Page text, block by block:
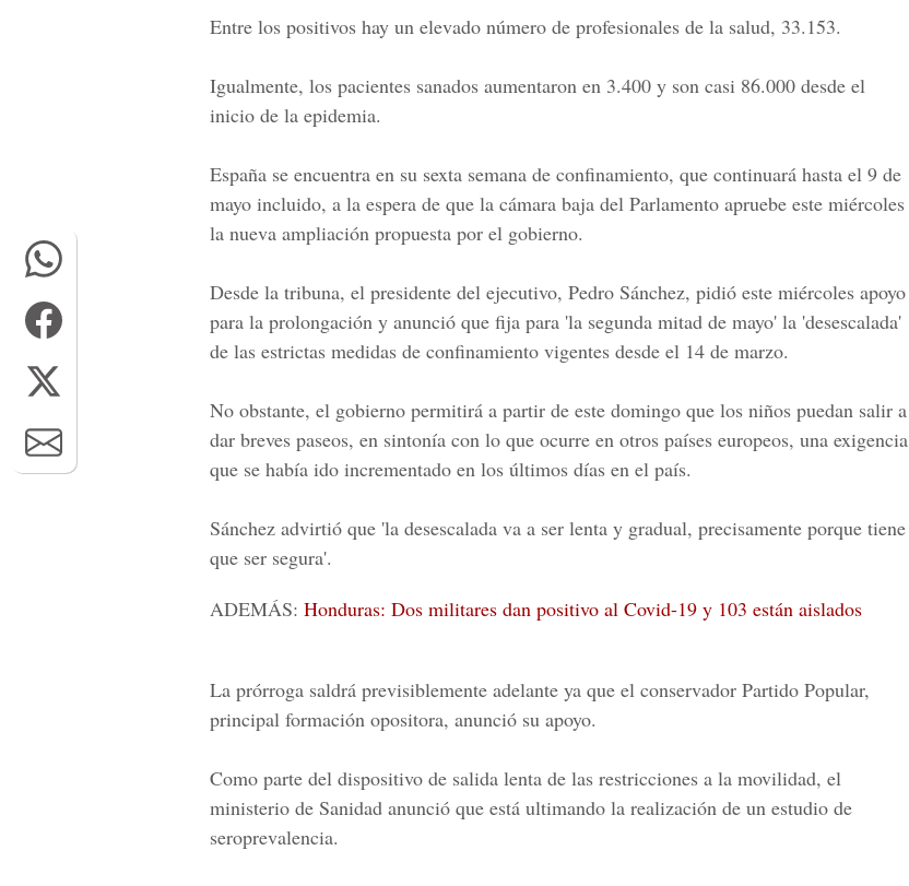
Entre los positivos hay un elevado número de profesionales de la salud, 33.153.
Igualmente, los pacientes sanados aumentaron en 3.400 y son casi 86.000 desde el
inicio de la epidemia.
España se encuentra en su sexta semana de confinamiento, que continuará hasta el 9 de
mayo incluido, a la espera de que la cámara baja del Parlamento apruebe este miércoles
la nueva ampliación propuesta por el gobierno.
Desde la tribuna, el presidente del ejecutivo, Pedro Sánchez, pidió este miércoles apoyo
para la prolongación y anunció que fija para 'la segunda mitad de mayo' la 'desescalada'
de las estrictas medidas de confinamiento vigentes desde el 14 de marzo.
No obstante, el gobierno permitirá a partir de este domingo que los niños puedan salir a
dar breves paseos, en sintonía con lo que ocurre en otros países europeos, una exigencia
que se había ido incrementado en los últimos días en el país.
Sánchez advirtió que 'la desescalada va a ser lenta y gradual, precisamente porque tiene
que ser segura'.
ADEMÁS: Honduras: Dos militares dan positivo al Covid-19 y 103 están aislados
La prórroga saldrá previsiblemente adelante ya que el conservador Partido Popular,
principal formación opositora, anunció su apoyo.
Como parte del dispositivo de salida lenta de las restricciones a la movilidad, el
ministerio de Sanidad anunció que está ultimando la realización de un estudio de
seroprevalencia.